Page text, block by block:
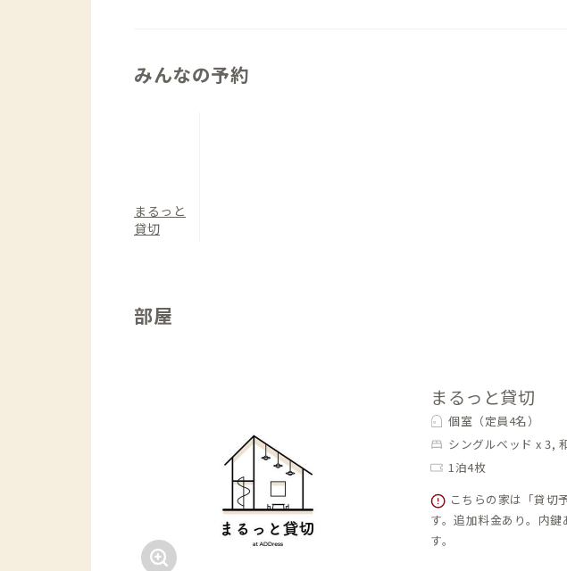
▼寝室について
みんなの予約
まるっと
貸切
部屋
まるっと貸切
個室（定員4名）
シングルベッド x 3,
1泊4枚
こちらの家は「貸切
す。追加料金あり。内
す。